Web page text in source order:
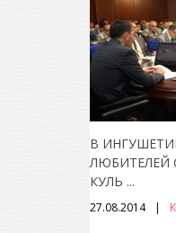
В
ЛЮБИТЕЛЕЙ
КУЛЬ ...
27.08.2014